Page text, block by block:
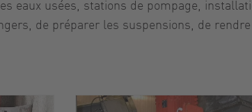
usées, stations de pompage,
de préparer les suspensions, de